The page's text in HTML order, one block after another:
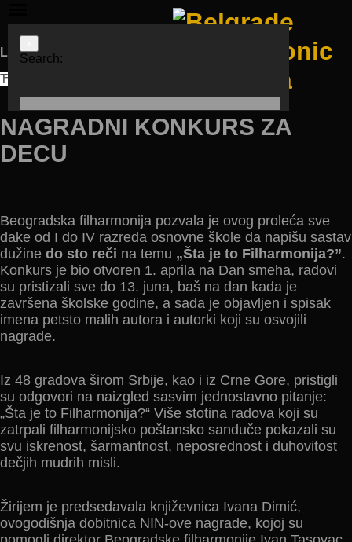
Search:
Languages
ЋИР
NAGRADNI KONKURS ZA
DECU
Beogradska filharmonija pozvala je ovog proleća sve
đake od I do IV razreda osnovne škole da napišu sastav
dužine do sto reči na temu „Šta je to Filharmonija?”.
Konkurs je bio otvoren 1. aprila na Dan smeha, radovi
su pristizali sve do 13. juna, baš na dan kada je
završena školske godine, a sada je objavljen i spisak
imena petsto malih autora i autorki koji su osvojili
nagrade.
Iz 48 gradova širom Srbije, kao i iz Crne Gore, pristigli
su odgovori na naizgled sasvim jednostavno pitanje:
„Šta je to Filharmonija?“ Više stotina radova koji su
zatrpali filharmonijsko poštansko sanduče pokazali su
svu iskrenost, šarmantnost, neposrednost i duhovitost
dečjih mudrih misli.
Žirijem je predsedavala književnica Ivana Dimić,
ovogodišnja dobitnica NIN-ove nagrade, kojoj su